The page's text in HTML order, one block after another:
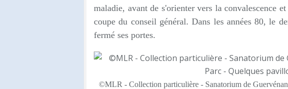
maladie, avant de s'orienter vers la convalescence
coupe du conseil général. Dans les années 80, le
fermé ses portes.
©MLR - Collection particulière - Sanatorium de